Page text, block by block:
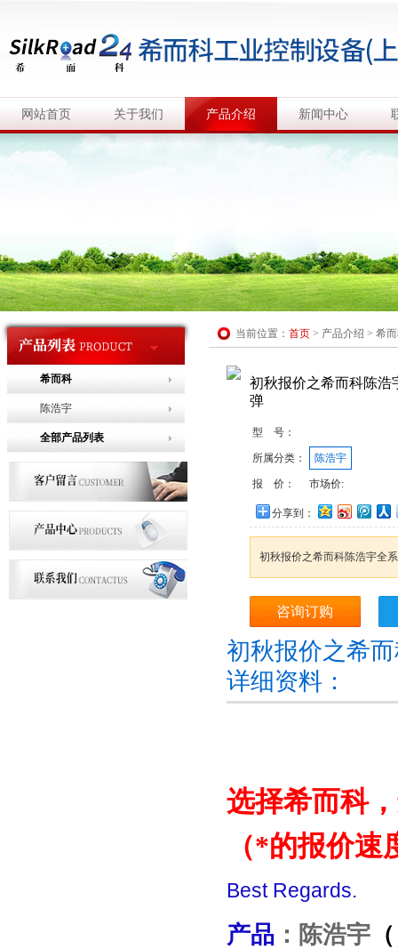
网站首页 关于我们 产品介绍 新闻中心
希而科
陈浩宇
全部产品列表
当前位置： 首页 > 产品介绍 > 希
初秋报价之希而科陈浩
弹
型 号：
所属分类： 陈浩宇
报 价： 市场价:
分享到：
初秋报价之希而科陈浩宇全
咨询订购
初秋报价之希
详细资料：
选择希而科
（*的报价
Best Regards.
产品 ： 陈浩宇